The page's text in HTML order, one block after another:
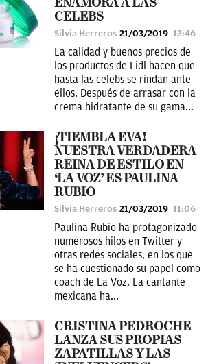
ENAMORA A LAS
CELEBS
Silvia Herreros 21/03/2019 12:46
La calidad y buenos precios de
los productos de Lidl hacen que
hasta las celebs se rindan ante
ellos. Después de arrasar con la
crema hidratante de su gama...
¡TIEMBLA EVA!
NUESTRA VERDADERA
REINA DE ESTILO EN
‘LA VOZ’ ES PAULINA
RUBIO
Silvia Herreros 21/03/2019 11:06
Paulina Rubio ha protagonizado
numerosos hilos en Twitter y
otras redes sociales, en los que
se ha cuestionado su papel como
coach de La Voz. La cantante
mexicana ha...
CRISTINA PEDROCHE
LANZA SUS PROPIAS
ZAPATILLAS Y LAS